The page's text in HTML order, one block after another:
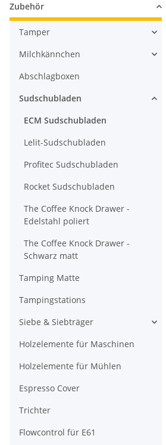
Zubehör
Tamper
Milchkännchen
Abschlagboxen
Sudschubladen
ECM Sudschubladen
Lelit-Sudschubladen
Profitec Sudschubladen
Rocket Sudschubladen
The Coffee Knock Drawer -
Edelstahl poliert
The Coffee Knock Drawer -
Schwarz matt
Tamping Matte
Tampingstations
Siebe & Siebträger
Holzelemente für Maschinen
Holzelemente für Mühlen
Espresso Cover
Trichter
Flowcontrol für E61